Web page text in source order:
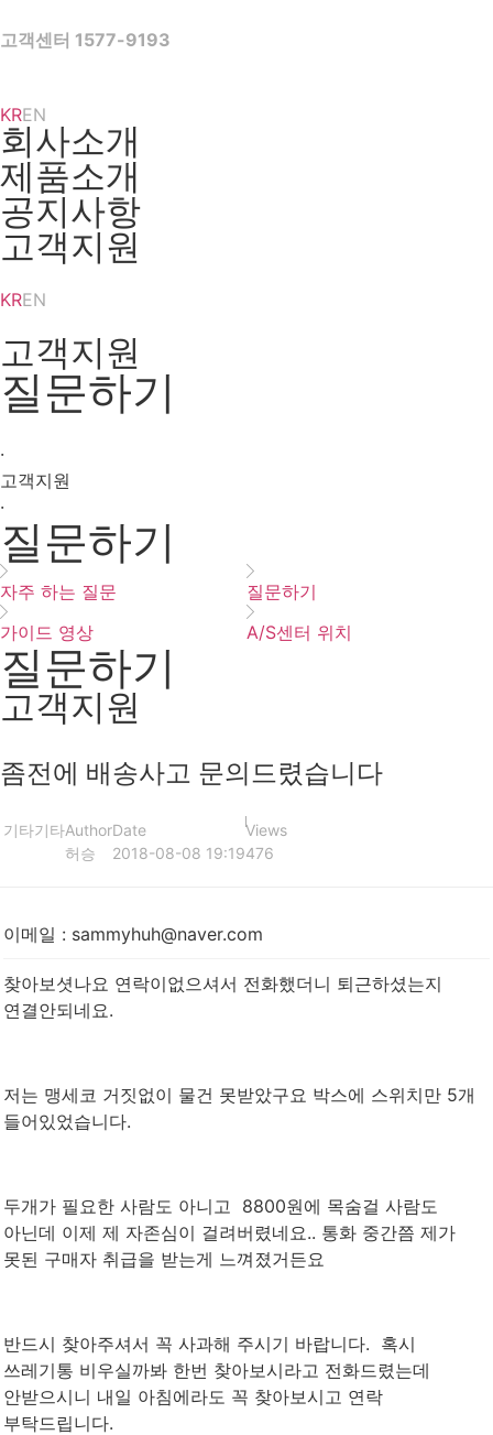
to
고객센터 1577-9193
KREN
회사소개
제품소개
공지사항
고객지원
KREN
고객지원
질문하기
·
고객지원
·
질문하기
자주 하는 질문
질문하기
가이드 영상
A/S센터 위치
질문하기
고객지원
좀전에 배송사고 문의드렸습니다
기타기타Author
허승
Date
2018-08-08 19:19
Views
476
이메일 : sammyhuh@naver.com
찾아보셧나요 연락이없으셔서 전화했더니 퇴근하셨는지
연결안되네요.
저는 맹세코 거짓없이 물건 못받았구요 박스에 스위치만 5개
들어있었습니다.
두개가 필요한 사람도 아니고 8800원에 목숨걸 사람도
아닌데 이제 제 자존심이 걸려버렸네요.. 통화 중간쯤 제가
못된 구매자 취급을 받는게 느껴졌거든요
반드시 찾아주셔서 꼭 사과해 주시기 바랍니다. 혹시
쓰레기통 비우실까봐 한번 찾아보시라고 전화드렸는데
안받으시니 내일 아침에라도 꼭 찾아보시고 연락
부탁드립니다.